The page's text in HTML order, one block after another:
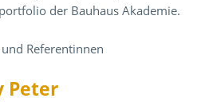
der Bauhaus Akademie.
Referentinnen
Peter